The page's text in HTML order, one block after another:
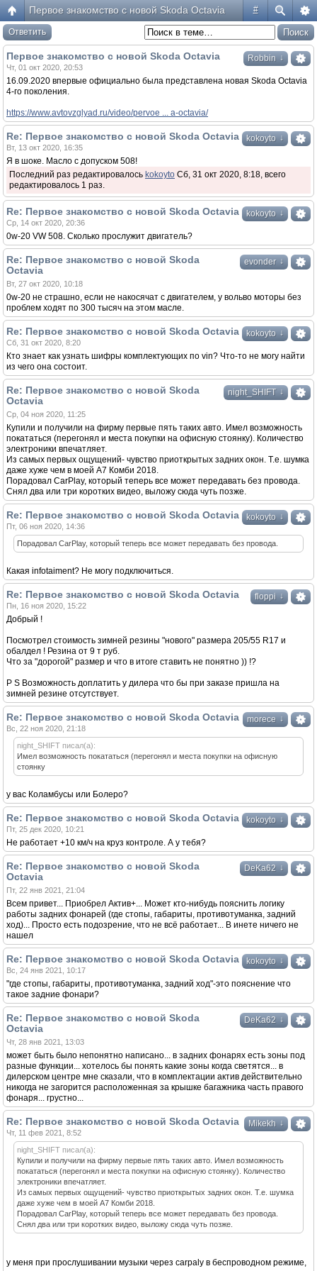
#
Первое знакомство с новой Skoda Octavia
Ответить
Robbin ↓
Первое знакомство с новой Skoda Octavia
Чт, 01 окт 2020, 20:53
16.09.2020 впервые официально была представлена новая Skoda Octavia
4-го поколения.
https://www.avtovzglyad.ru/video/pervoe ... a-octavia/
kokoyto ↓
Re: Первое знакомство с новой Skoda Octavia
Вт, 13 окт 2020, 16:35
Я в шоке. Масло с допуском 508!
Последний раз редактировалось kokoyto Сб, 31 окт 2020, 8:18, всего
редактировалось 1 раз.
kokoyto ↓
Re: Первое знакомство с новой Skoda Octavia
Ср, 14 окт 2020, 20:36
0w-20 VW 508. Сколько прослужит двигатель?
evonder ↓
Re: Первое знакомство с новой Skoda
Octavia
Вт, 27 окт 2020, 10:18
0w-20 не страшно, если не накосячат с двигателем, у вольво моторы без
проблем ходят по 300 тысяч на этом масле.
kokoyto ↓
Re: Первое знакомство с новой Skoda Octavia
Сб, 31 окт 2020, 8:20
Кто знает как узнать шифры комплектующих по vin? Что-то не могу найти
из чего она состоит.
night_SHIFT ↓
Re: Первое знакомство с новой Skoda
Octavia
Ср, 04 ноя 2020, 11:25
Купили и получили на фирму первые пять таких авто. Имел возможность
покататься (перегонял и места покупки на офисную стоянку). Количество
электроники впечатляет.
Из самых первых ощущений- чувство приоткрытых задних окон. Т.е. шумка
даже хуже чем в моей А7 Комби 2018.
Порадовал CarPlay, который теперь все может передавать без провода.
Снял два или три коротких видео, выложу сюда чуть позже.
kokoyto ↓
Re: Первое знакомство с новой Skoda Octavia
Пт, 06 ноя 2020, 14:36
Порадовал CarPlay, который теперь все может передавать без провода.
Какая infotaiment? Не могу подключиться.
floppi ↓
Re: Первое знакомство с новой Skoda Octavia
Пн, 16 ноя 2020, 15:22
Добрый !
Посмотрел стоимость зимней резины "нового" размера 205/55 R17 и
обалдел ! Резина от 9 т руб.
Что за "дорогой" размер и что в итоге ставить не понятно )) !?
P S Возможность доплатить у дилера что бы при заказе пришла на
зимней резине отсутствует.
morece ↓
Re: Первое знакомство с новой Skoda Octavia
Вс, 22 ноя 2020, 21:18
night_SHIFT писал(а):
Имел возможность покататься (перегонял и места покупки на офисную
стоянку
у вас Коламбусы или Болеро?
kokoyto ↓
Re: Первое знакомство с новой Skoda Octavia
Пт, 25 дек 2020, 10:21
Не работает +10 км/ч на круз контроле. А у тебя?
DeKa62 ↓
Re: Первое знакомство с новой Skoda
Octavia
Пт, 22 янв 2021, 21:04
Всем привет... Приобрел Актив+... Может кто-нибудь пояснить логику
работы задних фонарей (где стопы, габариты, противотуманка, задний
ход)... Просто есть подозрение, что не всё работает... В инете ничего не
нашел
kokoyto ↓
Re: Первое знакомство с новой Skoda Octavia
Вс, 24 янв 2021, 10:17
"где стопы, габариты, противотуманка, задний ход"-это пояснение что
такое задние фонари?
DeKa62 ↓
Re: Первое знакомство с новой Skoda
Octavia
Чт, 28 янв 2021, 13:03
может быть было непонятно написано... в задних фонарях есть зоны под
разные функции... хотелось бы понять какие зоны когда светятся... в
дилерском центре мне сказали, что в комплектации актив действительно
никогда не загорится расположенная за крышке багажника часть правого
фонаря... грустно...
Mikekh ↓
Re: Первое знакомство с новой Skoda Octavia
Чт, 11 фев 2021, 8:52
night_SHIFT писал(а):
Купили и получили на фирму первые пять таких авто. Имел возможность
покататься (перегонял и места покупки на офисную стоянку). Количество
электроники впечатляет.
Из самых первых ощущений- чувство приоткрытых задних окон. Т.е. шумка
даже хуже чем в моей А7 Комби 2018.
Порадовал CarPlay, который теперь все может передавать без провода.
Снял два или три коротких видео, выложу сюда чуть позже.
у меня при прослушивании музыки через carpaly в беспроводном режиме,